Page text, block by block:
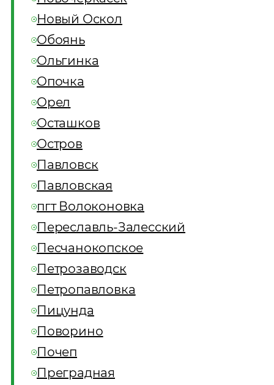
Новый Оскол
Обоянь
Ольгинка
Опочка
Орел
Осташков
Остров
Павловск
Павловская
пгт Волоконовка
Переславль-Залесский
Песчанокопское
Петрозаводск
Петропавловка
Пицунда
Поворино
Почеп
Преградная